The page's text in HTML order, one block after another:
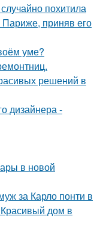
похитила
Париже, приняв его
уме?
решений в
дизайнера -
в новой
за Карло понти в
дом в